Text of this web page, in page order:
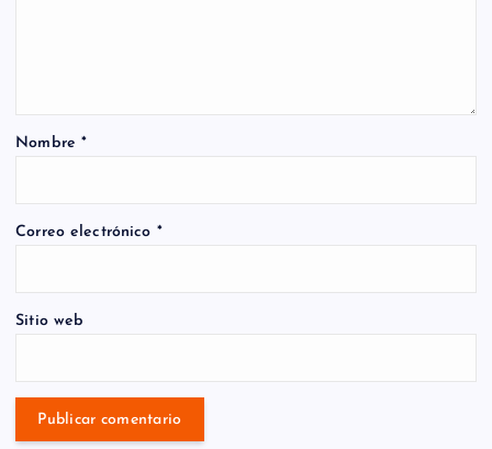
Nombre*
Correo electrónico *
Sitio web